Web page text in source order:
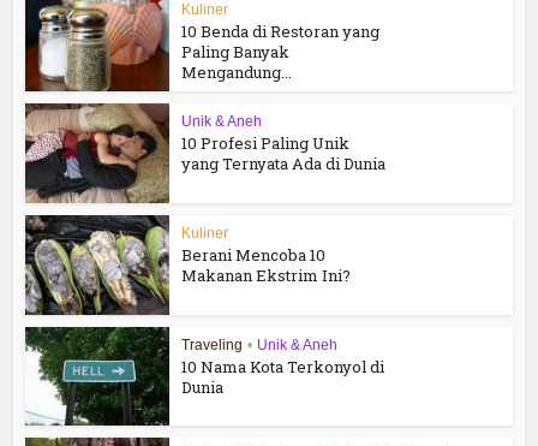
Kuliner
10 Benda di Restoran yang
Paling Banyak
Mengandung...
Unik & Aneh
10 Profesi Paling Unik
yang Ternyata Ada di Dunia
Kuliner
Berani Mencoba 10
Makanan Ekstrim Ini?
Traveling • Unik & Aneh
10 Nama Kota Terkonyol di
Dunia